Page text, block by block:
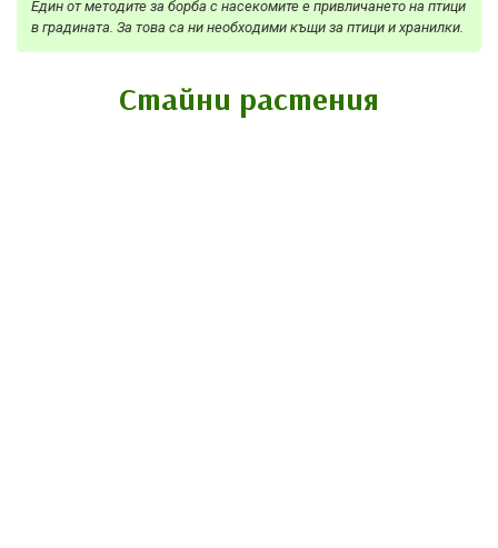
Един от методите за борба с насекомите е привличането на птици
в градината. За това са ни необходими къщи за птици и хранилки.
Стайни растения